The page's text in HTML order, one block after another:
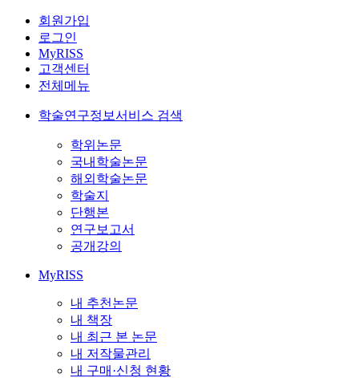
회원가입
로그인
MyRISS
고객센터
전체메뉴
학술연구정보서비스 검색
학위논문
국내학술논문
해외학술논문
학술지
단행본
연구보고서
공개강의
MyRISS
내 추천논문
내 책장
내 최근 본 논문
내 저작물관리
내 구매·신청 현황